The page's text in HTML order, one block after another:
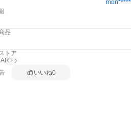
品
トア
いいね0